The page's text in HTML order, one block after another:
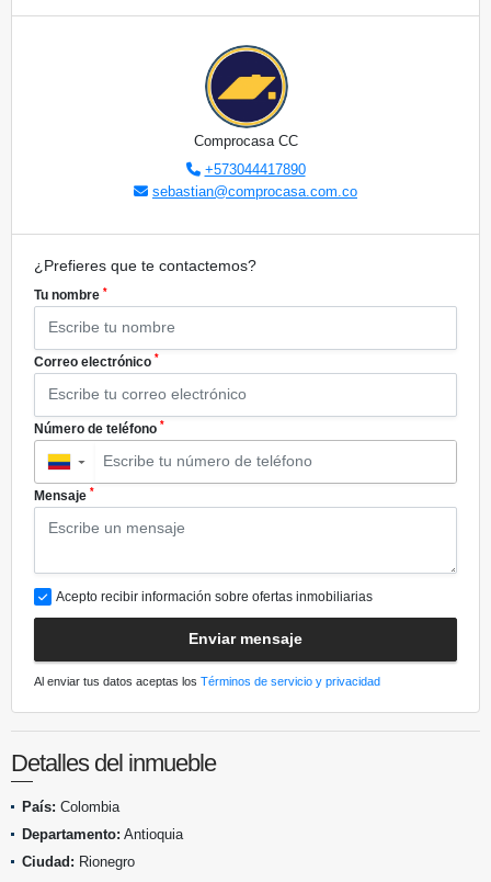
Comprocasa CC
+573044417890
sebastian@comprocasa.com.co
¿Prefieres que te contactemos?
Tu nombre *
Correo electrónico *
Número de teléfono *
▼
Mensaje *
Acepto recibir información sobre ofertas inmobiliarias
Enviar mensaje
Al enviar tus datos aceptas los Términos de servicio y privacidad
Detalles del inmueble
País: Colombia
Departamento: Antioquia
Ciudad: Rionegro